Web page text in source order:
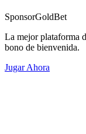
SponsorGoldBet
La mejor plataforma
bono de bienvenida.
Jugar Ahora